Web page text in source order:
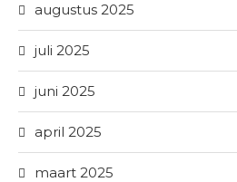
augustus 2025
juli 2025
juni 2025
april 2025
maart 2025